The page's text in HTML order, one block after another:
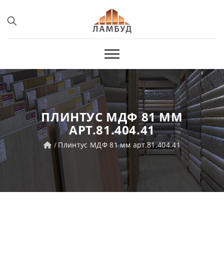
ПЛИНТУС МДФ 81 ММ
АРТ.81.404.41
Плинтус МДФ 81 мм арт.81.404.41